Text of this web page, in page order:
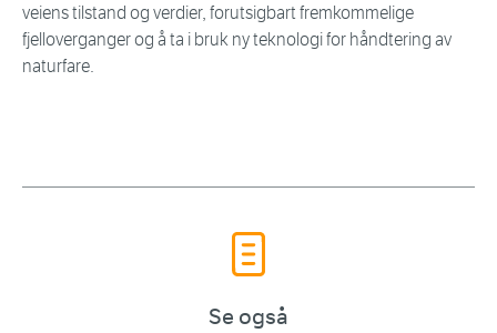
veiens tilstand og verdier, forutsigbart fremkommelige
fjelloverganger og å ta i bruk ny teknologi for håndtering av
naturfare.
Se også